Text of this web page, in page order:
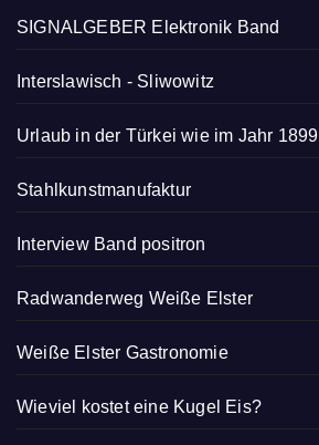
SIGNALGEBER Elektronik Band
Interslawisch - Sliwowitz
Urlaub in der Türkei wie im Jahr 1899
Stahlkunstmanufaktur
Interview Band positron
Radwanderweg Weiße Elster
Weiße Elster Gastronomie
Wieviel kostet eine Kugel Eis?